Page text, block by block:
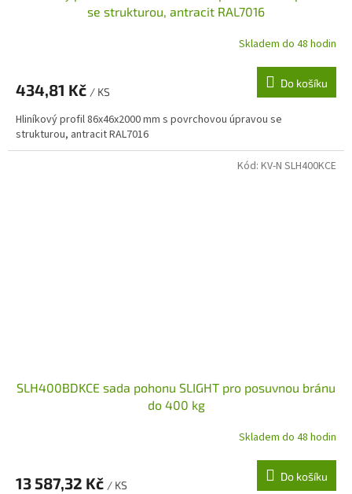
se strukturou, antracit RAL7016
Skladem do 48 hodin
434,81 Kč / KS
Do košíku
Hliníkový profil 86x46x2000 mm s povrchovou úpravou se
strukturou, antracit RAL7016
SLH400BDKCE sada pohonu SLIGHT pro posuvnou bránu
do 400 kg
Skladem do 48 hodin
13 587,32 Kč / KS
Do košíku
Kód: KV-N SLH400KCE